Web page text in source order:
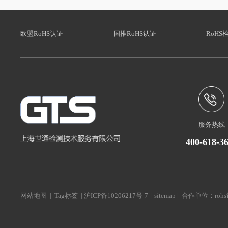
欧盟RoHS认证 国推RoHS认证 RoHS
服务热线
400-618-
网站地图 |Tag标签 |沪ICP备10206217号-7 |sitemap | 合作单位：